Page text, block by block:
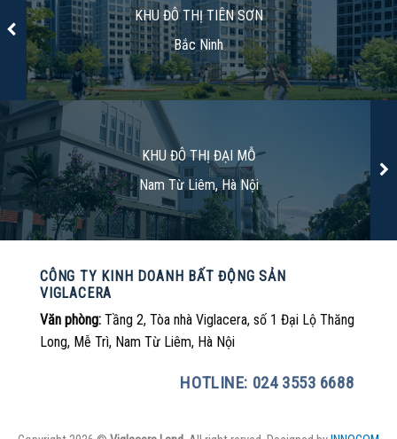
KHU ĐÔ THỊ TIÊN SƠN
Bắc Ninh
KHU ĐÔ THỊ ĐẠI MỖ
Nam Từ Liêm, Hà Nội
CÔNG TY KINH DOANH BẤT ĐỘNG SẢN
VIGLACERA
Văn phòng: Tầng 2, Tòa nhà Viglacera, số 1 Đại Lộ Thăng
Long, Mễ Trì, Nam Từ Liêm, Hà Nội
HOTLINE: 024 3553 6688